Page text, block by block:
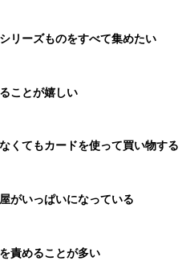
リーズものをすべて集めたい
ことが嬉しい
くてもカードを使って買い物する
がいっぱいになっている
責めることが多い